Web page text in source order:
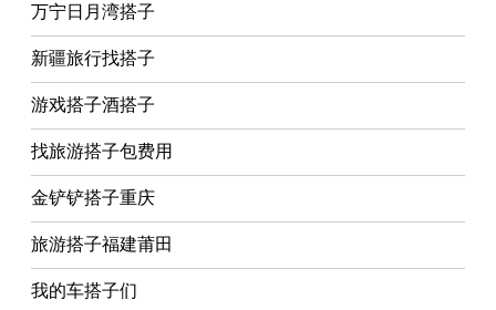
万宁日月湾搭子
新疆旅行找搭子
游戏搭子酒搭子
找旅游搭子包费用
金铲铲搭子重庆
旅游搭子福建莆田
我的车搭子们